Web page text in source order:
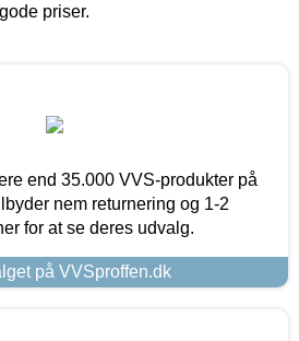
priser.
end 35.000 VVS-produkter på
nem returnering og 1-2
for at se deres udvalg.
på VVSproffen.dk